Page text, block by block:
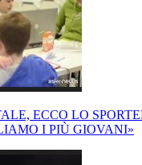
ECCO LO
I PIÙ GIOVANI»